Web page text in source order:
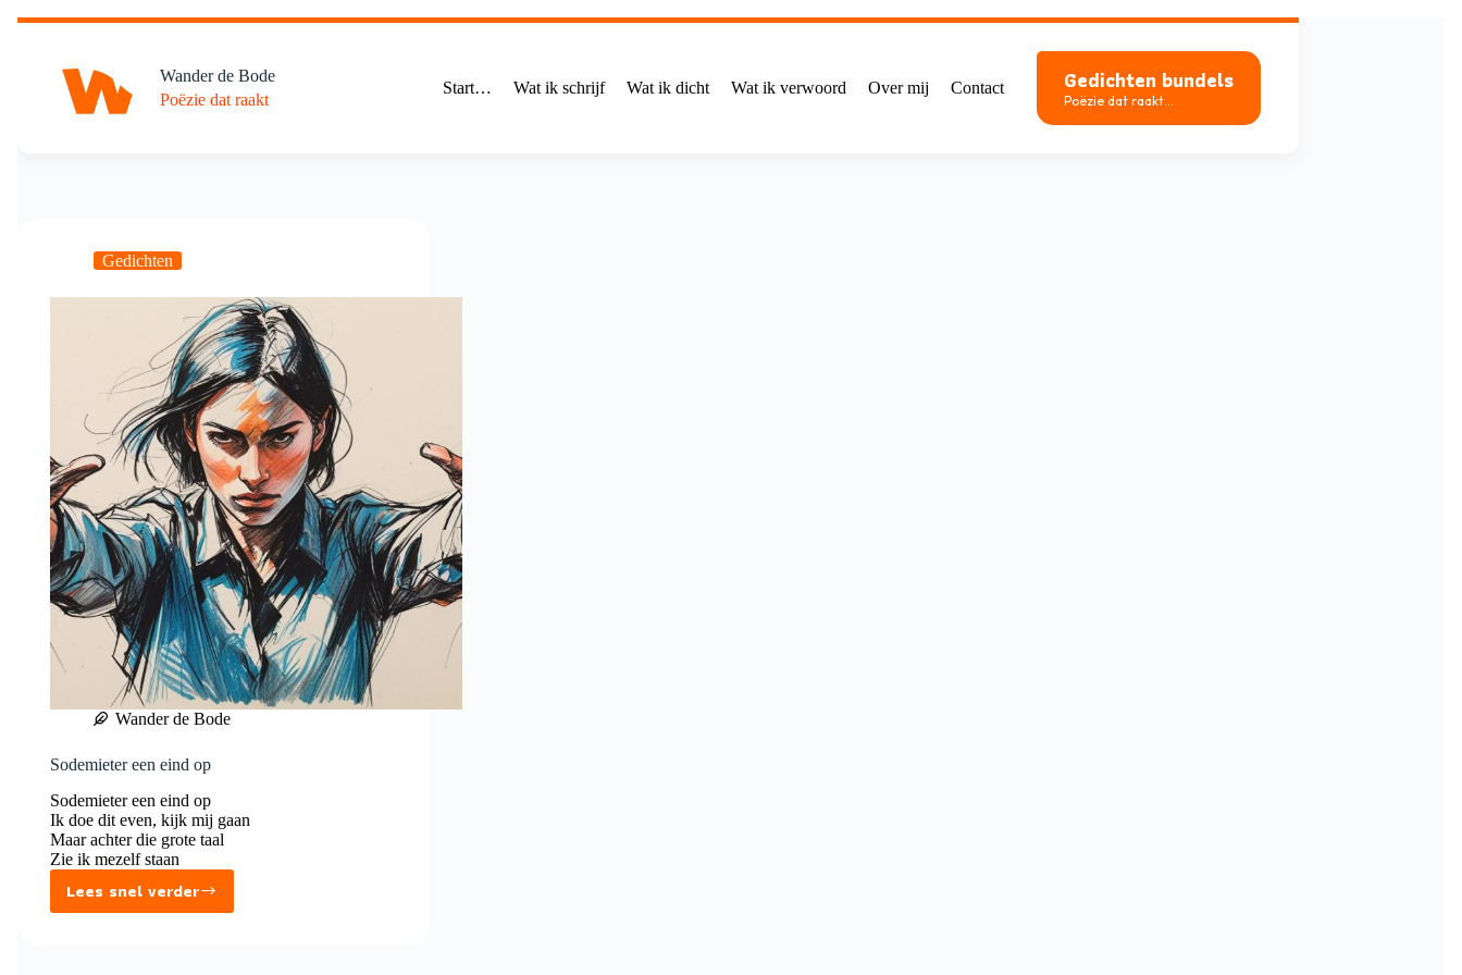
Ga
Wander de Bode
Poëzie dat raakt
Start… Wat ik schrijf Wat ik dicht Wat ik verwoord Over mij Contact Gedichten bundels
Poëzie dat raakt...
Gedichten
Wander de Bode
Sodemieter een eind op
Sodemieter een eind op
Ik doe dit even, kijk mij gaan
Maar achter die grote taal
Zie ik mezelf staan
Lees snel verder
Sodemieter